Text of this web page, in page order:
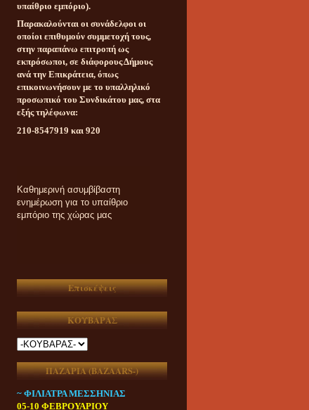
υπαίθριο εμπόριο).
Παρακαλούνται οι συνάδελφοι οι
οποίοι επιθυμούν συμμετοχή τους,
στην παραπάνω επιτροπή ως
εκπρόσωποι, σε διάφορους Δήμους
ανά την Επικράτεια, όπως
επικοινωνήσουν με το υπαλληλικό
προσωπικό του Συνδικάτου μας, στα
εξής τηλέφωνα:
210-8547919 και 920
ενημέρωση για το υπαίθριο
εμπόριο της χώρας μας
Επισκέψεις
ΚΟΥΒΑΡΑΣ
ΠΑΖΑΡΙΑ (ΒAZAARS-)
~ ΦΙΛΙΑΤΡΑ ΜΕΣΣΗΝΙΑΣ
05-10 ΦΕΒΡΟΥΑΡΙΟΥ